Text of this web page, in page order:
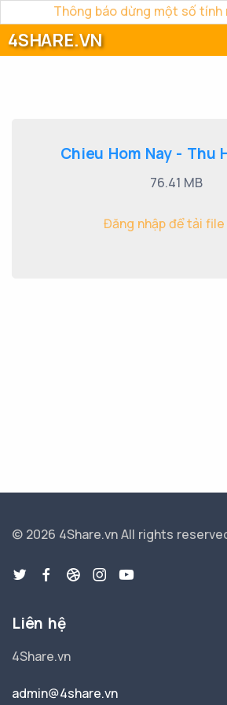
Thông báo dừng một số tính
4SHARE.VN
Chieu Hom Nay - Thu
76.41 MB
Đăng nhập để tải file
© 2026 4Share.vnAll rights
Liên hệ
4Share.vn
admin@4share.vn